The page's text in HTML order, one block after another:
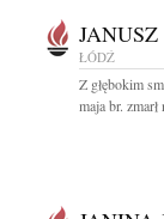
ŁÓDŹ
Z głębokim
maja br.